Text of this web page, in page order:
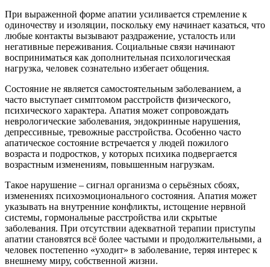
При выраженной форме апатии усиливается стремление к
одиночеству и изоляции, поскольку ему начинает казаться, что
любые контакты вызывают раздражение, усталость или
негативные переживания. Социальные связи начинают
восприниматься как дополнительная психологическая
нагрузка, человек сознательно избегает общения.
Состояние не является самостоятельным заболеванием, а
часто выступает симптомом расстройств физического,
психического характера. Апатия может сопровождать
неврологические заболевания, эндокринные нарушения,
депрессивные, тревожные расстройства. Особенно часто
апатическое состояние встречается у людей пожилого
возраста и подростков, у которых психика подвергается
возрастным изменениям, повышенным нагрузкам.
Такое нарушение – сигнал организма о серьёзных сбоях,
изменениях психоэмоционального состояния. Апатия может
указывать на внутренние конфликты, истощение нервной
системы, гормональные расстройства или скрытые
заболевания. При отсутствии адекватной терапии приступы
апатии становятся всё более частыми и продолжительными, а
человек постепенно «уходит» в заболевание, теряя интерес к
внешнему миру, собственной жизни.